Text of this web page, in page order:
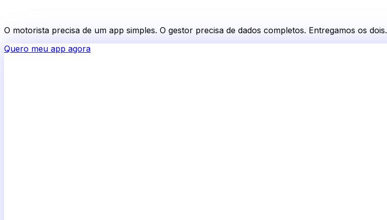
O motorista precisa de um app simples. O gestor precisa de dados completos. Entregamos os dois.
Quero meu app agora